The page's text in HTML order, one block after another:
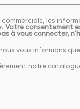
les
Votre consentement
à vous connecter,
vous informons que
notre